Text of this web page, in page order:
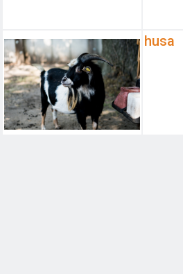
husa